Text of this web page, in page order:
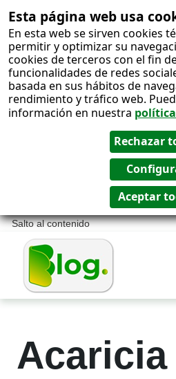
Esta página web usa
En esta web se sirven cookies
permitir y optimizar su
cookies de terceros con el fin
funcionalidades de redes
basada en sus hábitos de
rendimiento y tráfico web.
información en nuestra
Salto al contenido